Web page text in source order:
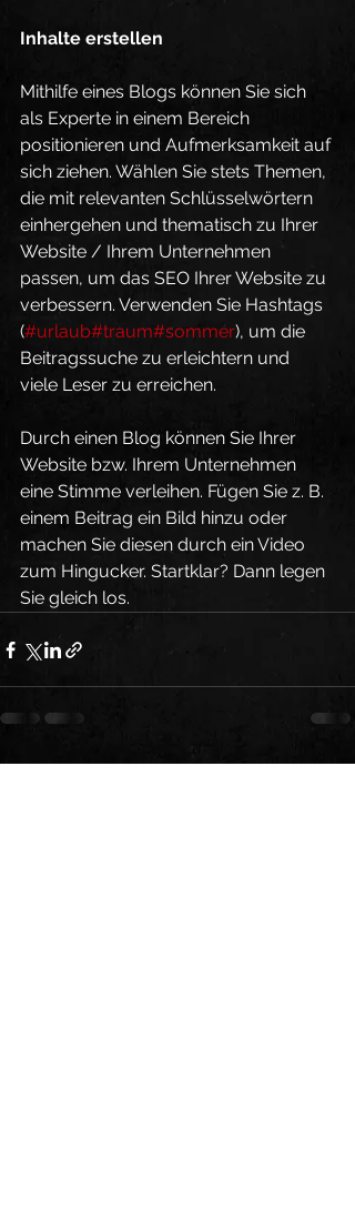
Inhalte erstellen
Mithilfe eines Blogs können Sie sich
als Experte in einem Bereich
positionieren und Aufmerksamkeit auf
sich ziehen. Wählen Sie stets Themen,
die mit relevanten Schlüsselwörtern
einhergehen und thematisch zu Ihrer
Website / Ihrem Unternehmen
passen, um das SEO Ihrer Website zu
verbessern. Verwenden Sie Hashtags
(#urlaub#traum#sommer), um die
Beitragssuche zu erleichtern und
viele Leser zu erreichen.
Durch einen Blog können Sie Ihrer
Website bzw. Ihrem Unternehmen
eine Stimme verleihen. Fügen Sie z. B.
einem Beitrag ein Bild hinzu oder
machen Sie diesen durch ein Video
zum Hingucker. Startklar? Dann legen
Sie gleich los.